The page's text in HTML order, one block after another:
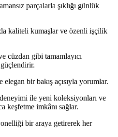
parçalarla şıklığı günlük
kaliteli kumaşlar ve özenli işçilik
cüzdan gibi tamamlayıcı
bir bakış açısıyla yorumlar.
ile yeni koleksiyonları ve
keşfetme imkânı sağlar.
bir araya getirerek her